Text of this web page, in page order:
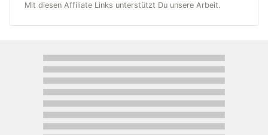
Mit diesen Affiliate Links unterstützt Du unsere Arbeit.